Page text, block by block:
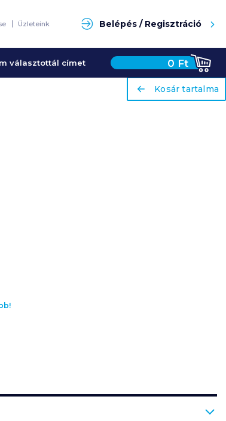
Üzleteink Belépés / Regisztráció
választottál címet 0 Ft
ariaLabel
Kosár tartalma